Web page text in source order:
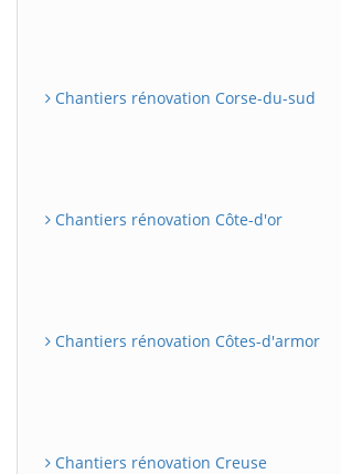
Chantiers rénovation Corse-du-sud
Chantiers rénovation Côte-d'or
Chantiers rénovation Côtes-d'armor
Chantiers rénovation Creuse